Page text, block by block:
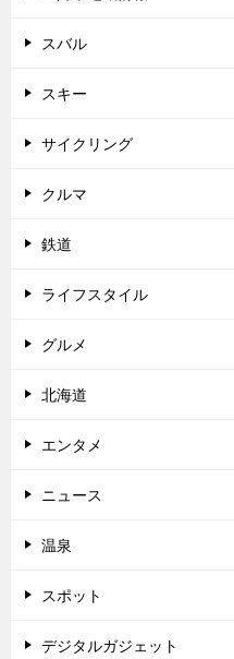
スバル
スキー
サイクリング
クルマ
鉄道
ライフスタイル
グルメ
北海道
エンタメ
ニュース
温泉
スポット
デジタルガジェット